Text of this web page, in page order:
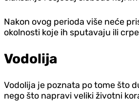
Nakon ovog perioda više neće
okolnosti koje ih sputavaju ili
Vodolija
Vodolija je poznata po tome što
nego što napravi veliki životni